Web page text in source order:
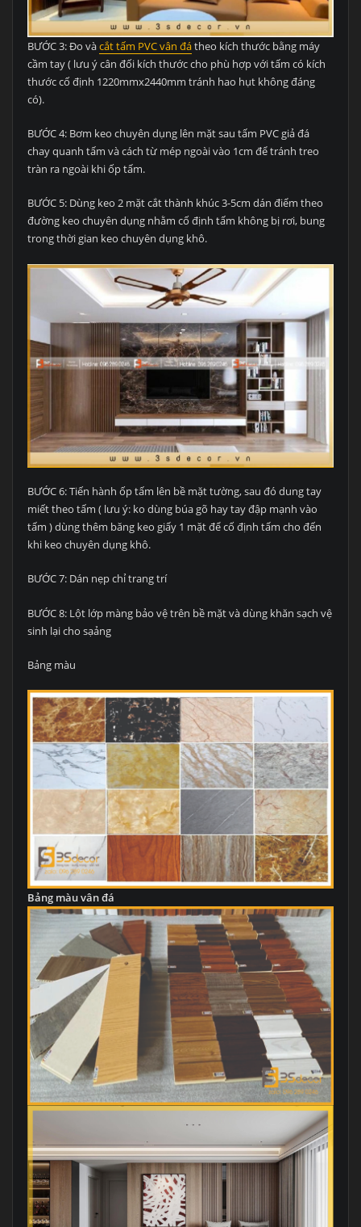
BƯỚC 3: Đo vàcắt tấm PVC vân đátheo kích thước bằng máy
cầm tay ( lưu ý cân đối kích thước cho phù hợp với tấm có kích
thước cố định 1220mmx2440mm tránh hao hụt không đáng
có).
BƯỚC 4: Bơm keo chuyên dụng lên mặt sau tấm PVC giả đá
chay quanh tấm và cách từ mép ngoài vào 1cm để tránh treo
tràn ra ngoài khi ốp tấm.
BƯỚC 5: Dùng keo 2 mặt cắt thành khúc 3-5cm dán điểm theo
đường keo chuyên dụng nhằm cố định tấm không bị rơi, bung
trong thời gian keo chuyên dụng khô.
BƯỚC 6: Tiến hành ốp tấm lên bề mặt tường, sau đó dung tay
miết theo tấm ( lưu ý: ko dùng búa gõ hay tay đập mạnh vào
tấm ) dùng thêm băng keo giấy 1 mặt để cố định tấm cho đến
khi keo chuyên dụng khô.
BƯỚC 7: Dán nẹp chỉ trang trí
BƯỚC 8: Lột lớp màng bảo vệ trên bề mặt và dùng khăn sạch vệ
sinh lại cho sạảng
Bảng màu
Bảng màu vân đá